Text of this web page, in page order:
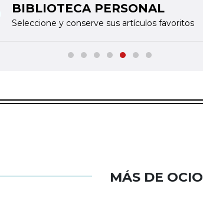
BIBLIOTECA PERSONAL
Seleccione y conserve sus artículos favoritos
MÁS DE OCIO